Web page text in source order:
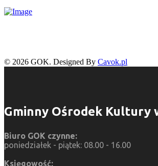
© 2026 GOK. Designed By Cavok.pl
Gminny Ośrodek Kultury
Biuro GOK czynne:
poniedziałek - piątek: 08.00 - 16.00
Księgowość: